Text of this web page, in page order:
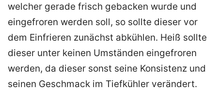
welcher gerade frisch gebacken wurde und
eingefroren werden soll, so sollte dieser vor
dem Einfrieren zunächst abkühlen. Heiß sollte
dieser unter keinen Umständen eingefroren
werden, da dieser sonst seine Konsistenz und
seinen Geschmack im Tiefkühler verändert.